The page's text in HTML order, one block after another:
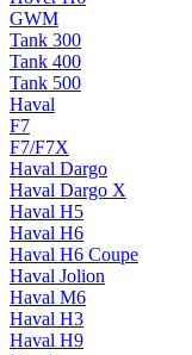
GWM
Tank 300
Tank 400
Tank 500
Haval
F7
F7/F7X
Haval Dargo
Haval Dargo Х
Haval H5
Haval H6
Haval H6 Coupe
Haval Jolion
Haval M6
Haval Н3
Haval Н9